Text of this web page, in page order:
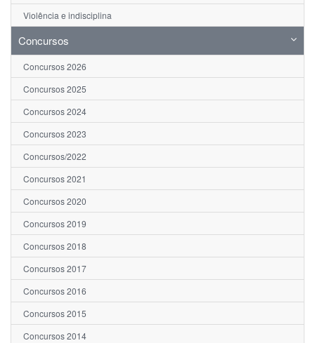
Violência e indisciplina
Concursos
Concursos 2026
Concursos 2025
Concursos 2024
Concursos 2023
Concursos/2022
Concursos 2021
Concursos 2020
Concursos 2019
Concursos 2018
Concursos 2017
Concursos 2016
Concursos 2015
Concursos 2014